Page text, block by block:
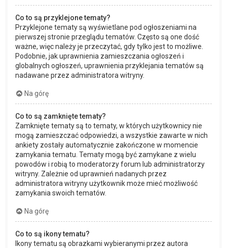
Co to są przyklejone tematy?
Przyklejone tematy są wyświetlane pod ogłoszeniami na
pierwszej stronie przeglądu tematów. Często są one dość
ważne, więc należy je przeczytać, gdy tylko jest to możliwe.
Podobnie, jak uprawnienia zamieszczania ogłoszeń i
globalnych ogłoszeń, uprawnienia przyklejania tematów są
nadawane przez administratora witryny.
Na górę
Co to są zamknięte tematy?
Zamknięte tematy są to tematy, w których użytkownicy nie
mogą zamieszczać odpowiedzi, a wszystkie zawarte w nich
ankiety zostały automatycznie zakończone w momencie
zamykania tematu. Tematy mogą być zamykane z wielu
powodów i robią to moderatorzy forum lub administratorzy
witryny. Zależnie od uprawnień nadanych przez
administratora witryny użytkownik może mieć możliwość
zamykania swoich tematów.
Na górę
Co to są ikony tematu?
Ikony tematu są obrazkami wybieranymi przez autora